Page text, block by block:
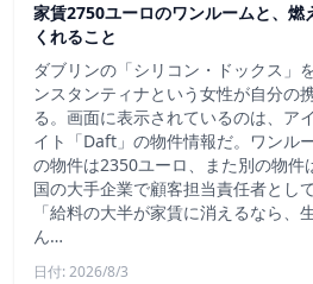
家賃2750ユーロのワンルームと、燃
くれること
ダブリンの「シリコン・ドックス」
ンスタンティナという女性が自分の
る。画面に表示されているのは、ア
イト「Daft」の物件情報だ。ワンル
の物件は2350ユーロ、また別の物件
国の大手企業で顧客担当責任者とし
「給料の大半が家賃に消えるなら、
ん…
日付: 2026/8/3